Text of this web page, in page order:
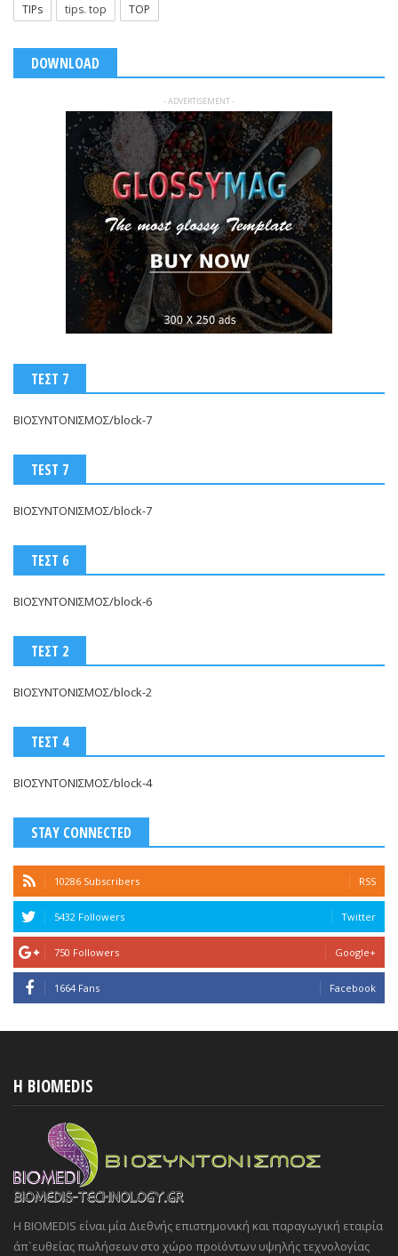
TIPs tips. top TOP
DOWNLOAD
- ADVERTISEMENT -
ΤΕΣΤ 7
ΒΙΟΣΥΝΤΟΝΙΣΜΟΣ/block-7
TEST 7
ΒΙΟΣΥΝΤΟΝΙΣΜΟΣ/block-7
ΤΕΣΤ 6
ΒΙΟΣΥΝΤΟΝΙΣΜΟΣ/block-6
ΤΕΣΤ 2
ΒΙΟΣΥΝΤΟΝΙΣΜΟΣ/block-2
ΤΕΣΤ 4
ΒΙΟΣΥΝΤΟΝΙΣΜΟΣ/block-4
STAY CONNECTED
10286 Subscribers RSS
5432 Followers Twitter
750 Followers Google+
1664 Fans Facebook
H BIOMEDIS
Η BIOMEDIS είναι μία Διεθνής επιστημονική και παραγωγική εταιρία
άπ`ευθείας πωλήσεων στο χώρο προϊόντων υψηλής τεχνολογίας